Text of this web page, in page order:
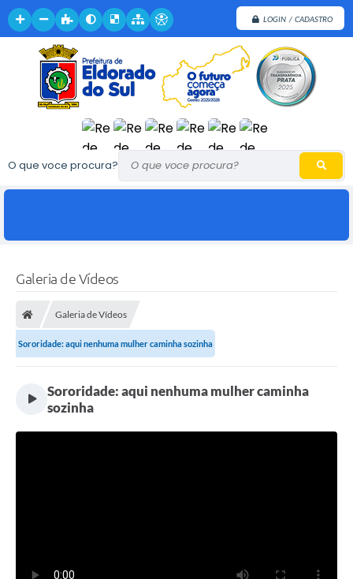
LOGIN / CADASTRO
O que voce procura?
Galeria de Vídeos
Galeria de Vídeos
Sororidade: aqui nenhuma mulher caminha sozinha
Sororidade: aqui nenhuma mulher caminha
sozinha